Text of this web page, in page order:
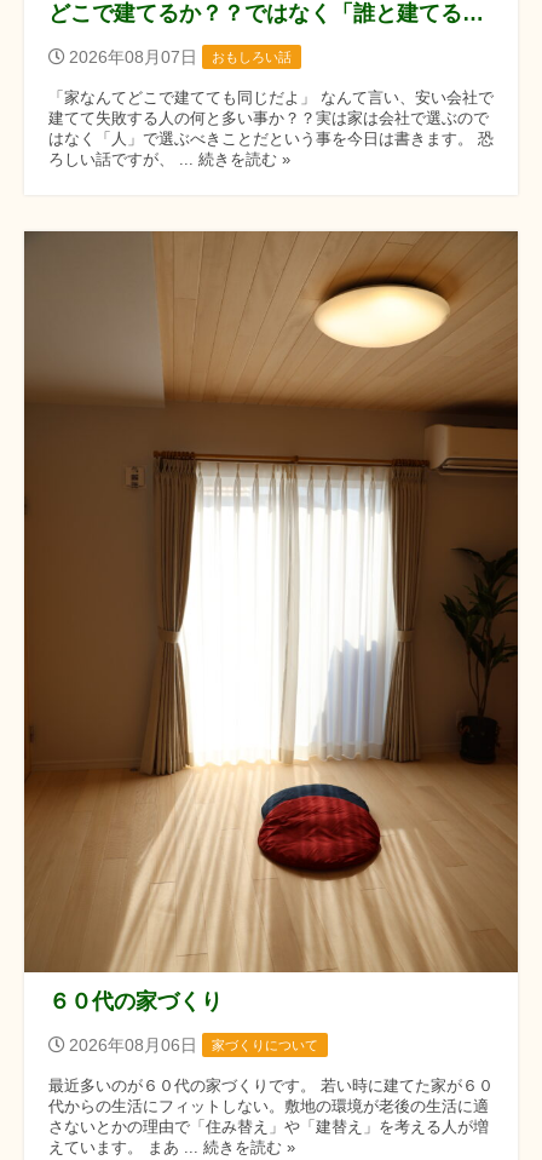
どこで建てるか？？ではなく「誰と建てるか？？」です！！
2026年08月07日 おもしろい話
「家なんてどこで建てても同じだよ」 なんて言い、安い会社で
建てて失敗する人の何と多い事か？？実は家は会社で選ぶので
はなく「人」で選ぶべきことだという事を今日は書きます。 恐
ろしい話ですが、 ... 続きを読む »
６０代の家づくり
2026年08月06日 家づくりについて
最近多いのが６０代の家づくりです。 若い時に建てた家が６０
代からの生活にフィットしない。敷地の環境が老後の生活に適
さないとかの理由で「住み替え」や「建替え」を考える人が増
えています。 まあ ... 続きを読む »